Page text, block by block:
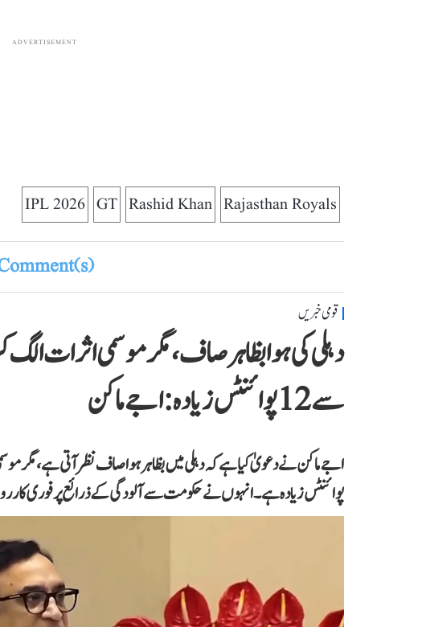
ADVERTISEMENT
Rajasthan Royals
Rashid Khan
GT
IPL 2026
قومی خبریں
دہلی کی ہوا بظاہر صاف، مگر موسمی اثرات
سے 12 پوائنٹس زیادہ: اجے ماکن
پوائنٹس زیادہ ہے۔ انہوں نے حکومت سے آلودگی کے ذرائع پر فوری